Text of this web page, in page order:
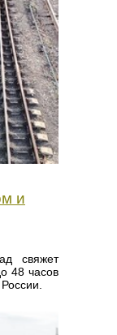
и
свяжет
48 часов